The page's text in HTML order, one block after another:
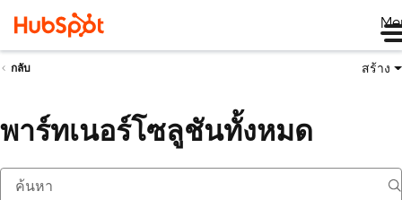
กลับ สร้าง
พาร์ทเนอร์โซลูชันทั้งหมด